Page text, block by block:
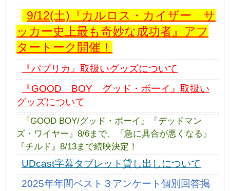
9/12(土)『カルロス・カイザー サ
ッカー史上最も奇妙な成功者』アフ
タートーク開催！
『パプリカ』取扱いグッズについて
『GOOD BOY グッド・ボーイ』取扱い
グッズについて
『GOOD BOY/グッド・ボーイ』『デッドマン
ズ・ワイヤー』8/6まで、『急に具合が悪くなる』
『チルド』8/13まで続映決定！
UDcast字幕タブレット貸し出しについて
2025年年間ベスト３アンケート個別回答掲